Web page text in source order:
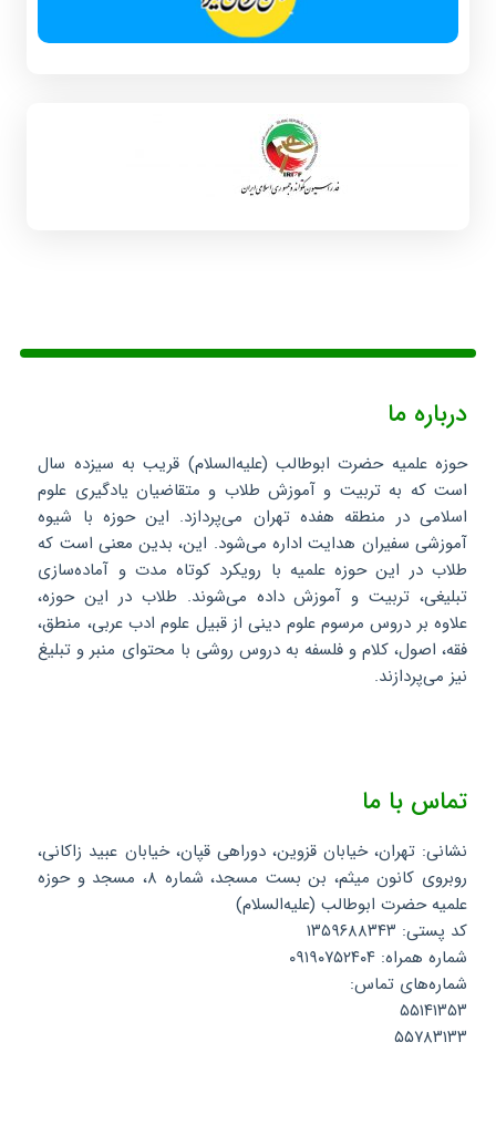
درباره ما
حوزه علمیه حضرت ابوطالب (علیه‌السلام) قریب به سیزده سال
است که به تربیت و آموزش طلاب و متقاضیان یادگیری علوم
اسلامی در منطقه هفده تهران می‌پردازد. این حوزه با شیوه
آموزشی سفیران هدایت اداره می‌شود. این، بدین معنی است که
طلاب در این حوزه علمیه با رویکرد کوتاه مدت و آماده‌سازی
تبلیغی، تربیت و آموزش داده می‌شوند. طلاب در این حوزه،
علاوه بر دروس مرسوم علوم دینی از قبیل علوم ادب عربی، منطق،
فقه، اصول، کلام و فلسفه به دروس روشی با محتوای منبر و تبلیغ
نیز می‌پردازند.
تماس با ما
نشانی: تهران، خیابان قزوین، دوراهی قپان، خیابان عبید زاکانی،
روبروی کانون میثم، بن بست مسجد، شماره ۸، مسجد و حوزه
علمیه حضرت ابوطالب (علیه‌السلام)
کد پستی: ۱۳۵۹۶۸۸۳۴۳
شماره همراه: ۰۹۱۹۰۷۵۲۴۰۴
شماره‌های تماس:
۵۵۱۴۱۳۵۳
۵۵۷۸۳۱۳۳